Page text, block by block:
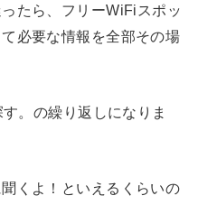
たら、フリーWiFiスポッ
必要な情報を全部その場
。の繰り返しになりま
くよ！といえるくらいの